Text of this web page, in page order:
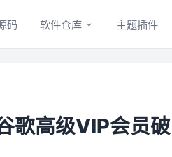
码 软件仓库 主题插件
歌高级VIP会员破